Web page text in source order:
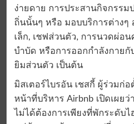
ง่ายดาย การประสานกิจกรร
ถิ่นนั้นๆ หรือ มอบบริการต่างๆ
เล็ก, เชฟส่วนตัว, การนวดผ่อ
บำบัด หรือการออกกำลังกายกั
ยิมส่วนตัว เป็นต้น
มิสเตอร์ไบรอัน เชสกี้ ผู้ร่วมก่อ
หน้าที่บริหาร Airbnb เปิดเผยว่
ไม่ได้ต้องการเพียงที่พักระดับ